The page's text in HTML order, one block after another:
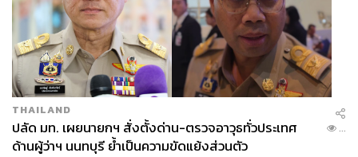
THAILAND
ปลัด มท. เผยนายกฯ สั่งตั้งด่าน-ตรวจอาวุธทั่วประเทศ
ด้านผู้ว่าฯ นนทบุรี ย้ำเป็นความขัดแย้งส่วนตัว
...